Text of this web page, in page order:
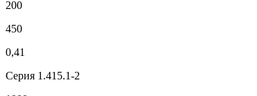
200
450
0,41
Серия 1.415.1-2